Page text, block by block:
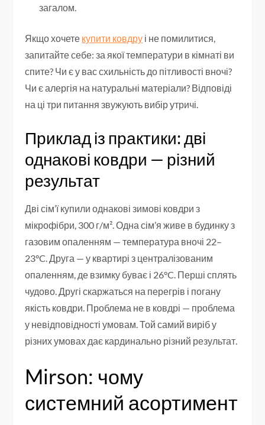
загалом.
Якщо хочете купити ковдру і не помилитися,
запитайте себе: за якої температури в кімнаті ви
спите? Чи є у вас схильність до пітливості вночі?
Чи є алергія на натуральні матеріали? Відповіді
на ці три питання звужують вибір утричі.
Приклад із практики: дві
однакові ковдри — різний
результат
Дві сім’ї купили однакові зимові ковдри з
мікрофібри, 300 г/м². Одна сім’я живе в будинку з
газовим опаленням — температура вночі 22–
23°C. Друга — у квартирі з централізованим
опаленням, де взимку буває і 26°C. Перші сплять
чудово. Другі скаржаться на перегрів і погану
якість ковдри. Проблема не в ковдрі — проблема
у невідповідності умовам. Той самий виріб у
різних умовах дає кардинально різний результат.
Mirson: чому
системний асортимент